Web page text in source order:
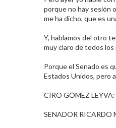
porque no hay sesión
me ha dicho, que es
Y, hablamos del otro
muy claro de todos
Porque el Senado es
Estados Unidos, pero
CIRO GÓMEZ
SENADOR RICARDO